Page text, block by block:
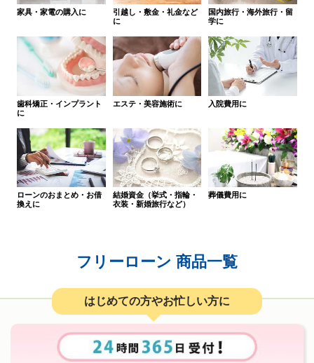
家具・家電の購入に
引越し・敷金・礼金など
に
国内旅行・海外旅行・留
学に
歯科矯正・インプラント
に
エステ・美容施術に 入院費用に
ローンのおまとめ・お借
換えに
結婚資金（挙式・指輪・
衣装・新婚旅行など）
葬儀費用に
フリーローン 商品一覧
はじめての方やお忙しい方に